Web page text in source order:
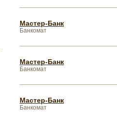
Мастер-Банк
Банкомат
Мастер-Банк
Банкомат
Мастер-Банк
Банкомат